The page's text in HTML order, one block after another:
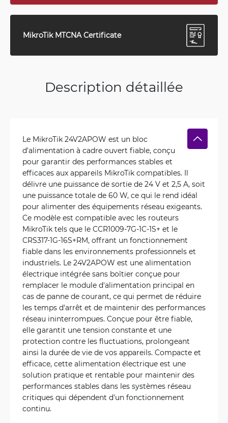
MikroTik MTCNA Certificate
Description détaillée
Le MikroTik 24V2APOW est un bloc
d'alimentation à cadre ouvert fiable, conçu
pour garantir des performances stables et
efficaces aux appareils MikroTik compatibles. Il
délivre une puissance de sortie de 24 V et 2,5 A, soit
une puissance totale de 60 W, ce qui le rend idéal
pour alimenter des équipements réseau exigeants.
Ce modèle est compatible avec les routeurs
MikroTik tels que le CCR1009-7G-1C-1S+ et le
CRS317-1G-16S+RM, offrant un fonctionnement
fiable dans les environnements professionnels et
industriels. Le 24V2APOW est une alimentation
électrique intégrée sans boîtier conçue pour
remplacer le module d'alimentation principal en
cas de panne de courant, ce qui permet de réduire
les temps d'arrêt et de maintenir des performances
réseau ininterrompues. Conçue pour être fiable,
elle garantit une tension constante et une
protection contre les fluctuations, prolongeant
ainsi la durée de vie de vos appareils. Compacte et
efficace, cette alimentation électrique est une
solution pratique et rentable pour maintenir des
performances stables dans les systèmes réseau
critiques qui dépendent d'un fonctionnement
continu.